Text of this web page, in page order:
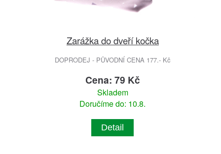
Zarážka do dveří kočka
DOPRODEJ - PŮVODNÍ CENA 177.- Kč
Cena: 79 Kč
Skladem
Doručíme do: 10.8.
Detail